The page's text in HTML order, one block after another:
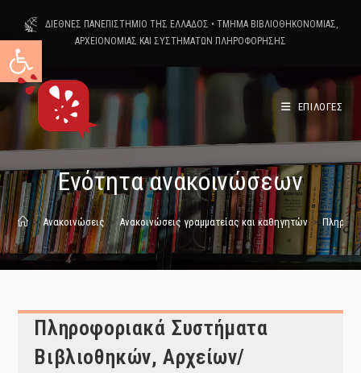
Ανοίξτε τη γραμμή εργαλείων
content
ΔΙΕΘΝΕΣ ΠΑΝΕΠΙΣΤΗΜΙΟ ΤΗΣ ΕΛΛΑΔΟΣ • ΤΜΗΜΑ ΒΙΒΛΙΟΘΗΚΟΝΟΜΙΑΣ,
ΑΡΧΕΙΟΝΟΜΙΑΣ ΚΑΙ ΣΥΣΤΗΜΑΤΩΝ ΠΛΗΡΟΦΟΡΗΣΗΣ
ΕΠΙΛΟΓΕΣ
Ενότητα ανακοινώσεων
> Ανακοινώσεις > Ανακοινώσεις γραμματείας και καθηγητών >
Πληροφοριακά Συστήματα
Βιβλιοθηκών, Αρχείων/